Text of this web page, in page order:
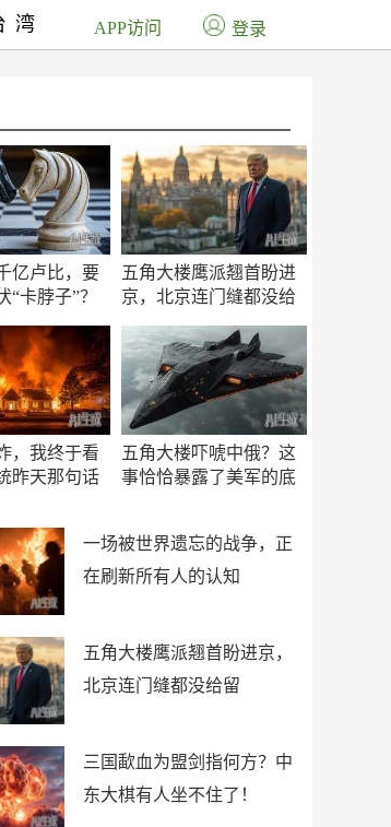
亿卢比，要
“卡脖子”？
五角大楼鹰派翘首盼进
京，北京连门缝都没给
，我终于看
昨天那句话
五角大楼吓唬中俄？这
事恰恰暴露了美军的底
一场被世界遗忘的战争，正
在刷新所有人的认知
五角大楼鹰派翘首盼进京，
北京连门缝都没给留
三国歃血为盟剑指何方？中
东大棋有人坐不住了！
湾 APP访问 登录